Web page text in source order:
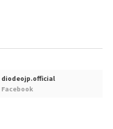
diodeojp.official
Facebook